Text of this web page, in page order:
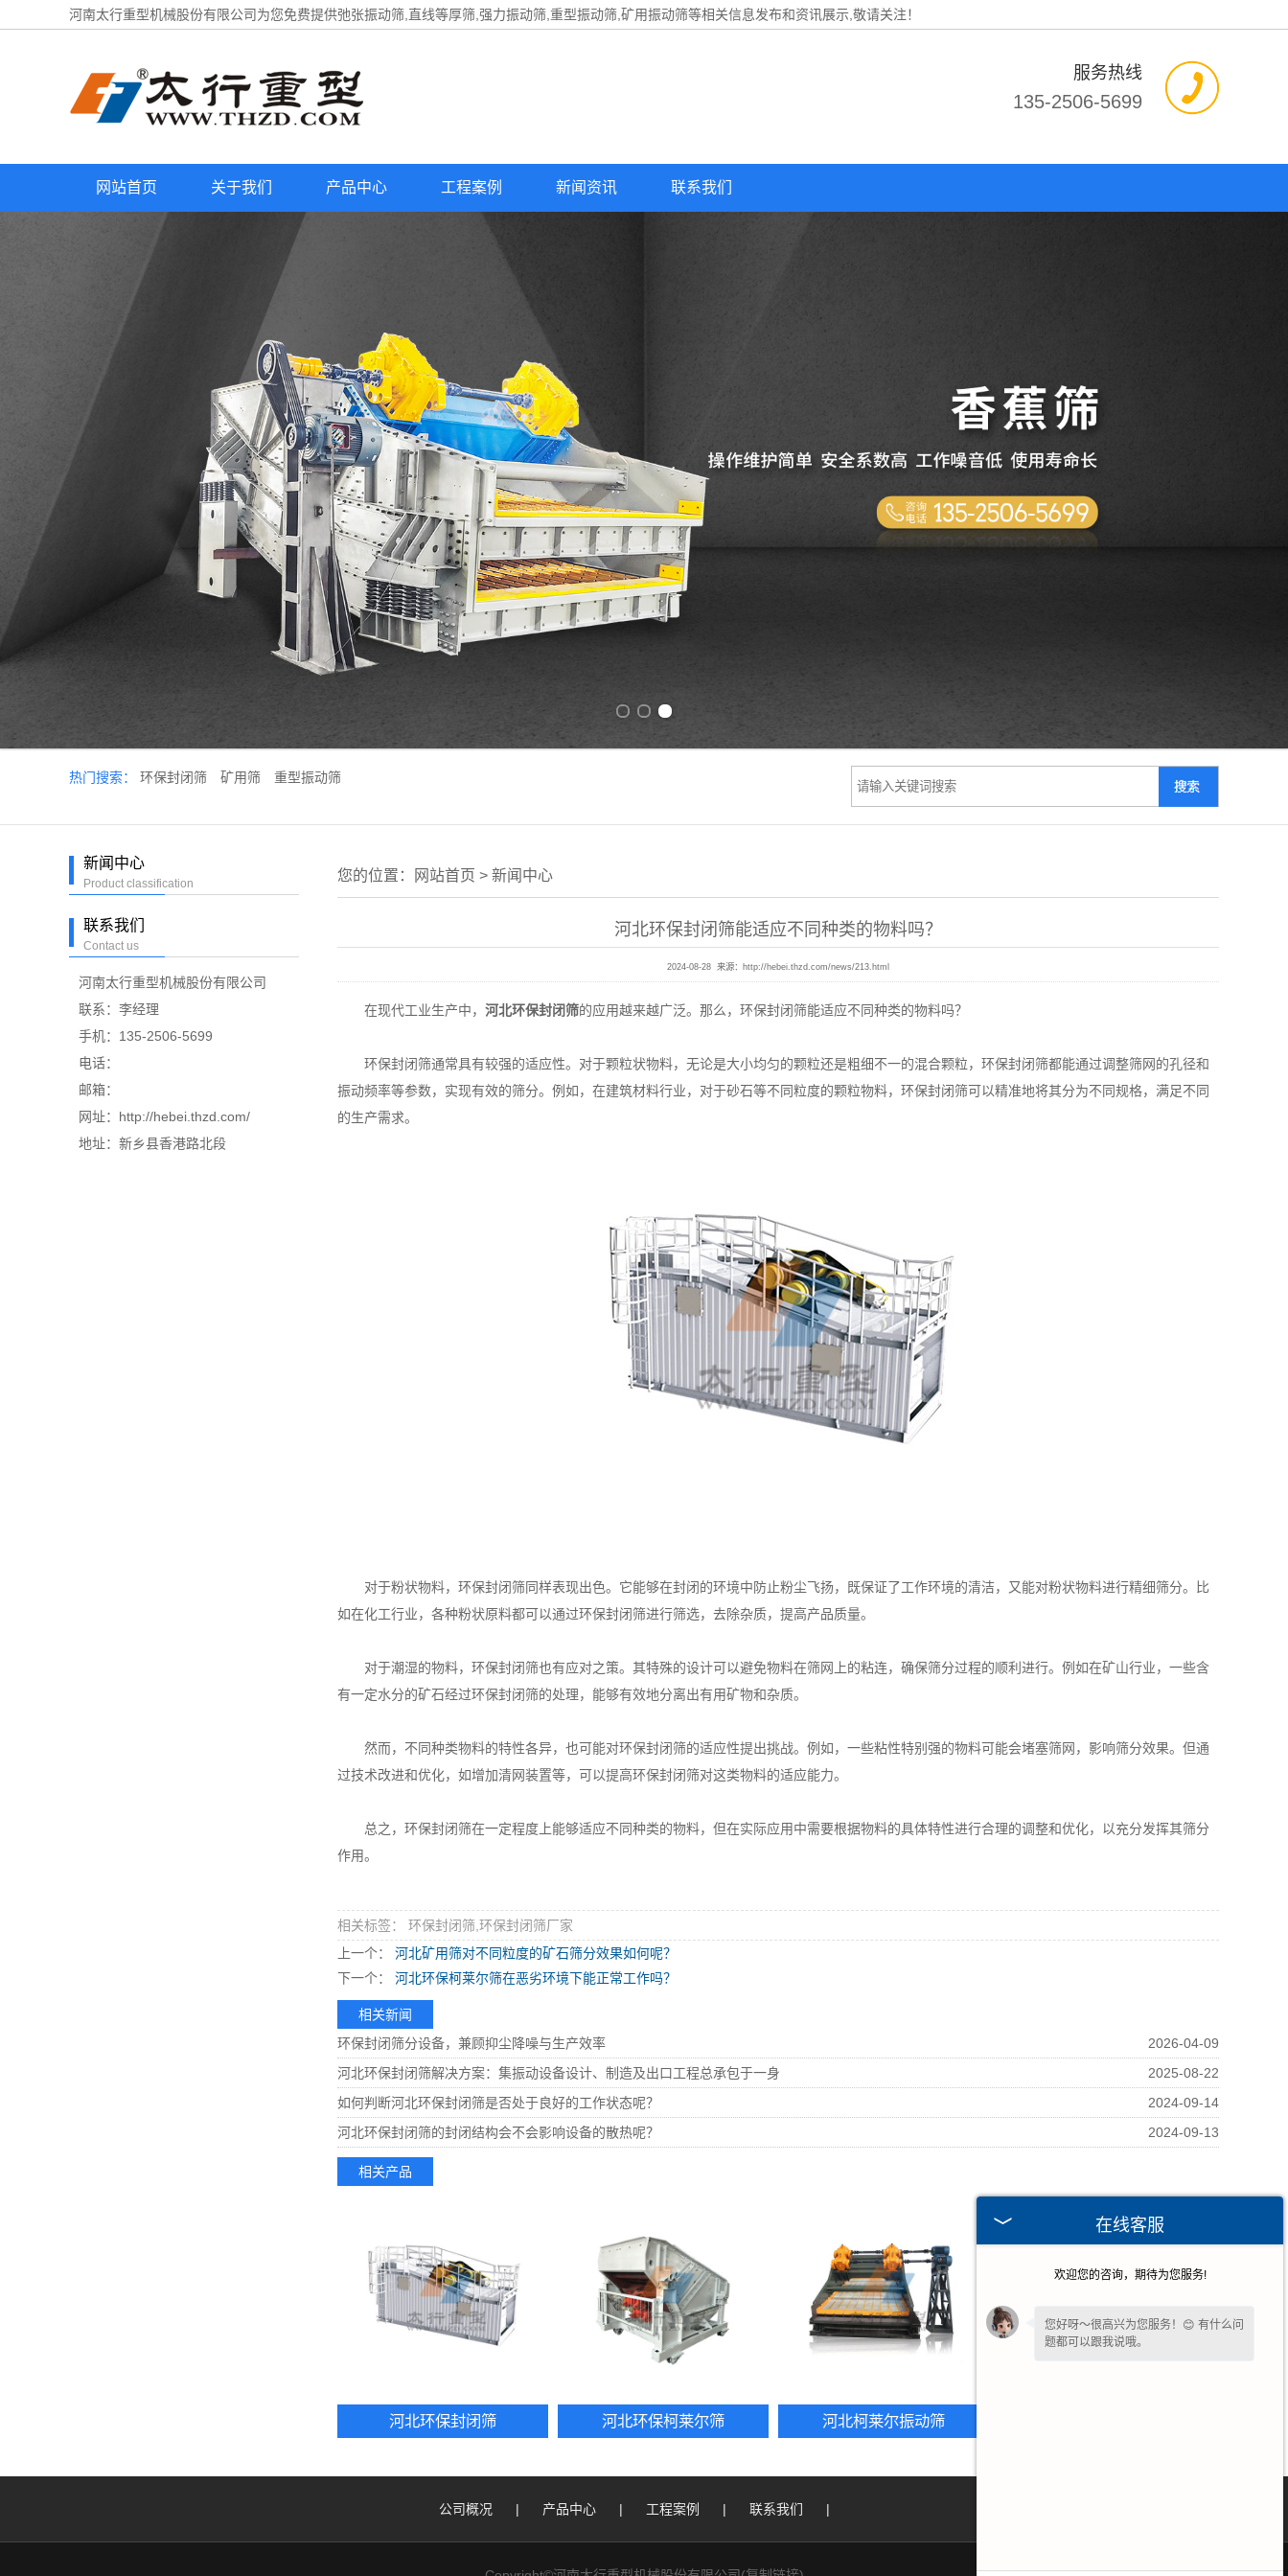
河南太行重型机械股份有限公司为您免费提供弛张振动筛 ,直线等厚筛,强力振动筛,重型振动筛,矿用振动筛等相关信息发布和资讯展示,敬请关注！
服务热线
135-2506-5699
网站首页 关于我们 产品中心 工程案例 新闻资讯 联系我们
热门搜索： 环保封闭筛 矿用筛 重型振动筛
新闻中心
Product classification
联系我们
Contact us
河南太行重型机械股份有限公司
联系：李经理
手机：135-2506-5699
电话：
邮箱：
网址：http://hebei.thzd.com/
地址：新乡县香港路北段
您的位置： 网站首页 > 新闻中心
河北环保封闭筛能适应不同种类的物料吗？
2024-08-28 来源： http://hebei.thzd.com/news/213.html
在现代工业生产中， 河北环保封闭筛的应用越来越广泛。那么，环保封闭筛能适应不同种类的物料吗？
环保封闭筛通常具有较强的适应性。对于颗粒状物料，无论是大小均匀的颗粒还是粗细不一的混合颗粒，环保封闭筛都能通过调整筛网的孔径和
振动频率等参数，实现有效的筛分。例如，在建筑材料行业，对于砂石等不同粒度的颗粒物料，环保封闭筛可以精准地将其分为不同规格，满足不同
的生产需求。
对于粉状物料，环保封闭筛同样表现出色。它能够在封闭的环境中防止粉尘飞扬，既保证了工作环境的清洁，又能对粉状物料进行精细筛分。比
如在化工行业，各种粉状原料都可以通过环保封闭筛进行筛选，去除杂质，提高产品质量。
对于潮湿的物料，环保封闭筛也有应对之策。其特殊的设计可以避免物料在筛网上的粘连，确保筛分过程的顺利进行。例如在矿山行业，一些含
有一定水分的矿石经过环保封闭筛的处理，能够有效地分离出有用矿物和杂质。
然而，不同种类物料的特性各异，也可能对环保封闭筛的适应性提出挑战。例如，一些粘性特别强的物料可能会堵塞筛网，影响筛分效果。但通
过技术改进和优化，如增加清网装置等，可以提高环保封闭筛对这类物料的适应能力。
总之，环保封闭筛在一定程度上能够适应不同种类的物料，但在实际应用中需要根据物料的具体特性进行合理的调整和优化，以充分发挥其筛分
作用。
相关标签： 环保封闭筛,环保封闭筛厂家
上一个：
河北矿用筛对不同粒度的矿石筛分效果如何呢？
下一个：
河北环保柯莱尔筛在恶劣环境下能正常工作吗？
相关新闻
环保封闭筛分设备，兼顾抑尘降噪与生产效率
2026-04-09
河北环保封闭筛解决方案：集振动设备设计、制造及出口工程总承包于一身
2025-08-22
如何判断河北环保封闭筛是否处于良好的工作状态呢？
2024-09-14
河北环保封闭筛的封闭结构会不会影响设备的散热呢？
2024-09-13
相关产品
河北环保封闭筛 河北环保柯莱尔筛 河北柯莱尔振动筛
公司概况 | 产品中心 | 工程案例 | 联系我们 |
在线客服
欢迎您的咨询，期待为您服务!
您好呀～很高兴为您服务！😊 有什么问
题都可以跟我说哦。